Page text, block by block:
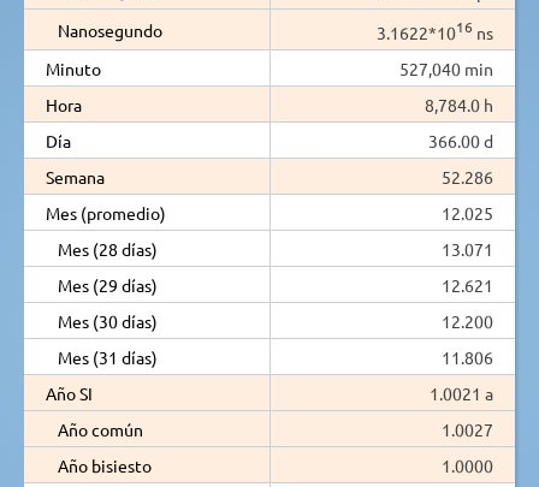
Nanosegundo
3.1622*1016 ns
Minuto
527,040 min
Hora
8,784.0 h
Día
366.00 d
Semana
52.286
Mes (promedio)
12.025
Mes (28 días)
13.071
Mes (29 días)
12.621
Mes (30 días)
12.200
Mes (31 días)
11.806
Año SI
1.0021 a
Año común
1.0027
Año bisiesto
1.0000